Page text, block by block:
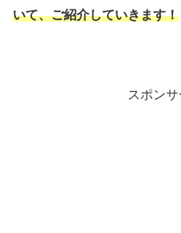
いて、ご紹介していきます！
スポン